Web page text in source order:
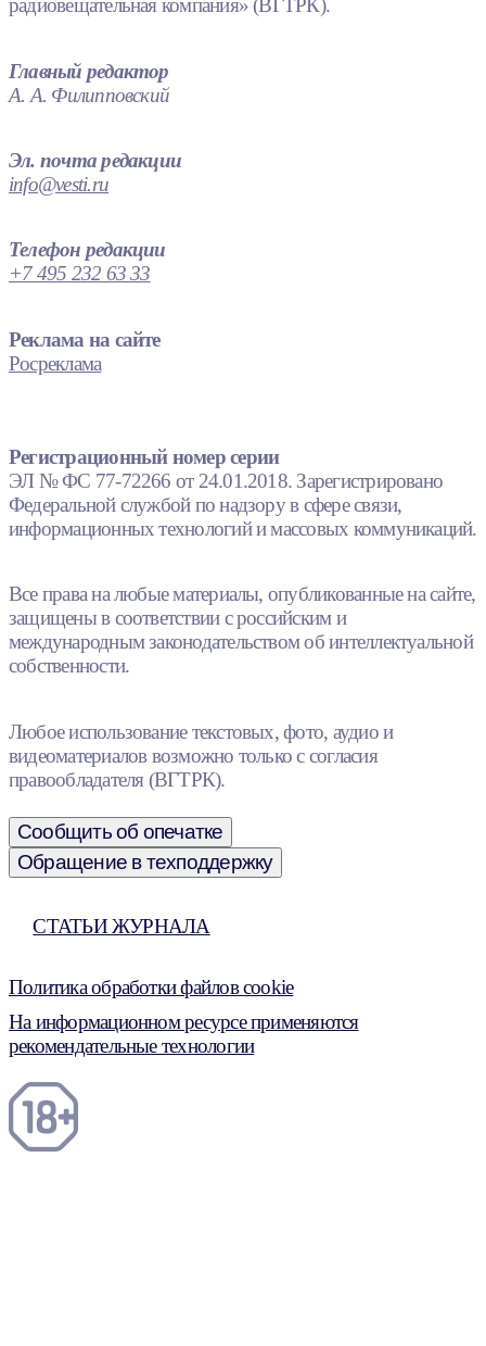
радиовещательная компания» (ВГТРК).
Главный редактор
А. А. Филипповский
Эл. почта редакции
info@vesti.ru
Телефон редакции
+7 495 232 63 33
Реклама на сайте
Росреклама
Регистрационный номер серии
ЭЛ № ФС 77-72266 от 24.01.2018. Зарегистрировано
Федеральной службой по надзору в сфере связи,
информационных технологий и массовых коммуникаций.
Все права на любые материалы, опубликованные на сайте,
защищены в соответствии с российским и
международным законодательством об интеллектуальной
собственности.
Любое использование текстовых, фото, аудио и
видеоматериалов возможно только с согласия
правообладателя (ВГТРК).
Сообщить об опечатке
Обращение в техподдержку
СТАТЬИ ЖУРНАЛА
Политика обработки файлов cookie
На информационном ресурсе применяются
рекомендательные технологии